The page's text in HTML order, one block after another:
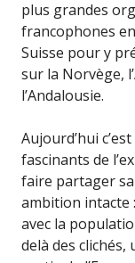
plus grandes
francophones
Suisse pour y
sur la Norvège,
l’Andalousie.
Aujourd’hui
fascinants de
faire partager
ambition intacte
avec la
delà des